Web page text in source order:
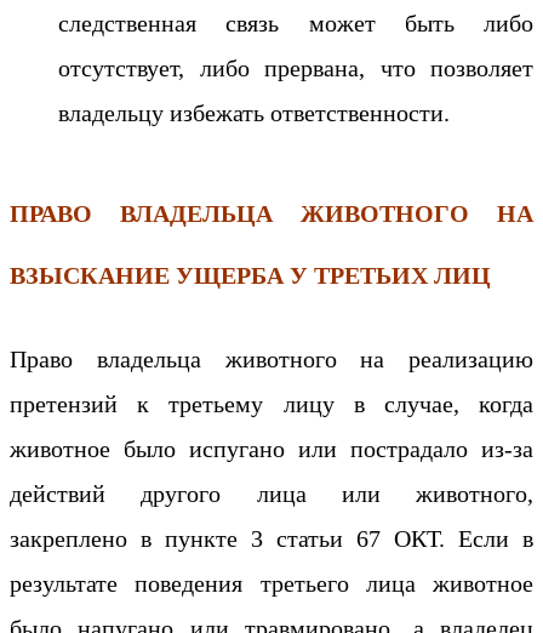
следственная связь может быть либо
отсутствует, либо прервана, что позволяет
владельцу избежать ответственности.
ПРАВО ВЛАДЕЛЬЦА ЖИВОТНОГО НА
ВЗЫСКАНИЕ УЩЕРБА У ТРЕТЬИХ ЛИЦ
Право владельца животного на реализацию
претензий к третьему лицу в случае, когда
животное было испугано или пострадало из-за
действий другого лица или животного,
закреплено в пункте 3 статьи 67 ОКТ. Если в
результате поведения третьего лица животное